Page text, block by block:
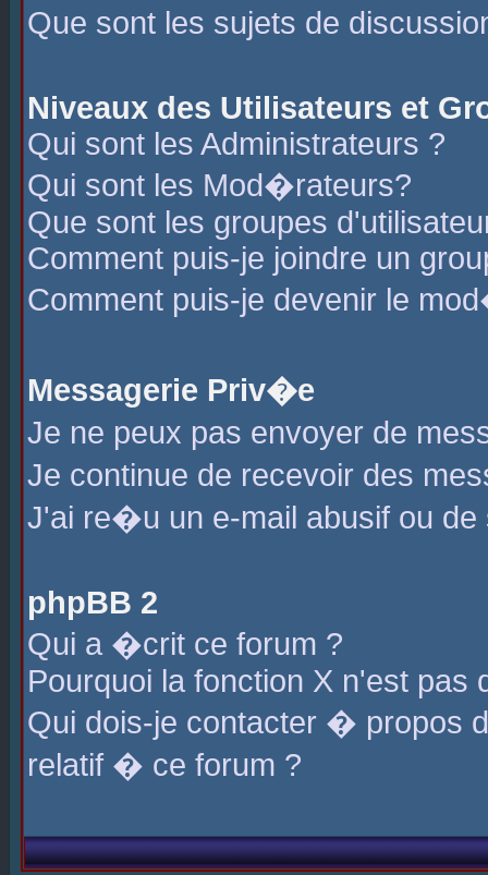
Que sont les sujets de
Niveaux des Utilisateurs et
Qui sont les Administrateurs ?
Qui sont les Mod�rateurs?
Que sont les groupes
Comment puis-je joindre un
Comment puis-je devenir le
Messagerie Priv�e
Je ne peux pas envoyer de
Je continue de recevoir des
J'ai re�u un e-mail abusif ou de
phpBB 2
Qui a �crit ce forum ?
Pourquoi la fonction X n'est pas
Qui dois-je contacter � propos
relatif � ce forum ?